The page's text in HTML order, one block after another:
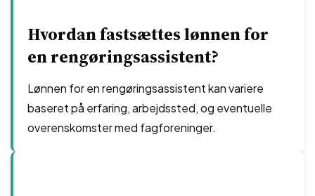
Hvordan fastsættes lønnen for
en rengøringsassistent?
Lønnen for en rengøringsassistent kan variere
baseret på erfaring, arbejdssted, og eventuelle
overenskomster med fagforeninger.